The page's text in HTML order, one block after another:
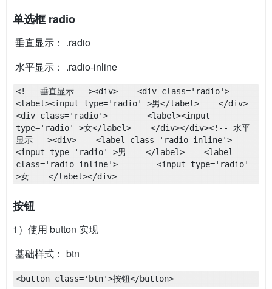
单选框 radio
​ 垂直显示： .radio
​ 水平显示： .radio-inline
<!-- 垂直显示 --><div>    <div class='radio'>
<label><input type='radio' >男</label>    </div>
<div class='radio'>        <label><input
type='radio' >女</label>    </div></div><!-- 水平
显示 --><div>    <label class='radio-inline'>
<input type='radio' >男    </label>    <label
class='radio-inline'>        <input type='radio'
>女    </label></div>
按钮
1）使用 button 实现
​ 基础样式： btn
<button class='btn'>按钮</button>